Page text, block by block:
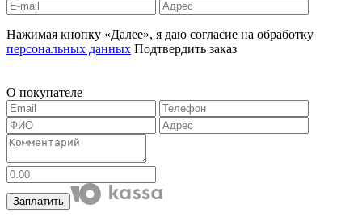
Нажимая кнопку «Далее», я даю согласие на обработку
персональных данных Подтвердить заказ
О покупателе
Заплатить